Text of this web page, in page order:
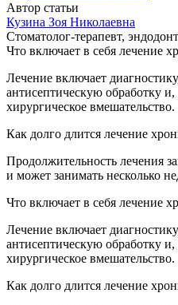
Автор статьи
Кузина Зоя Николаевна
Стоматолог-терапевт,
Что включает в себя лечение
Лечение включает
антисептическую обработку
хирургическое вмешательство.
Как долго длится лечение
Продолжительность лечения
и может занимать несколько
Что включает в себя лечение
Лечение включает
антисептическую обработку
хирургическое вмешательство.
Как долго длится лечение